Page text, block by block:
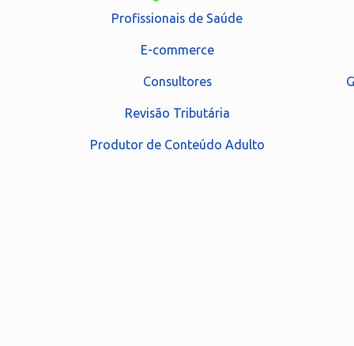
Profissionais de Saúde
E-commerce
Consultores
Revisão Tributária
Produtor de Conteúdo Adulto